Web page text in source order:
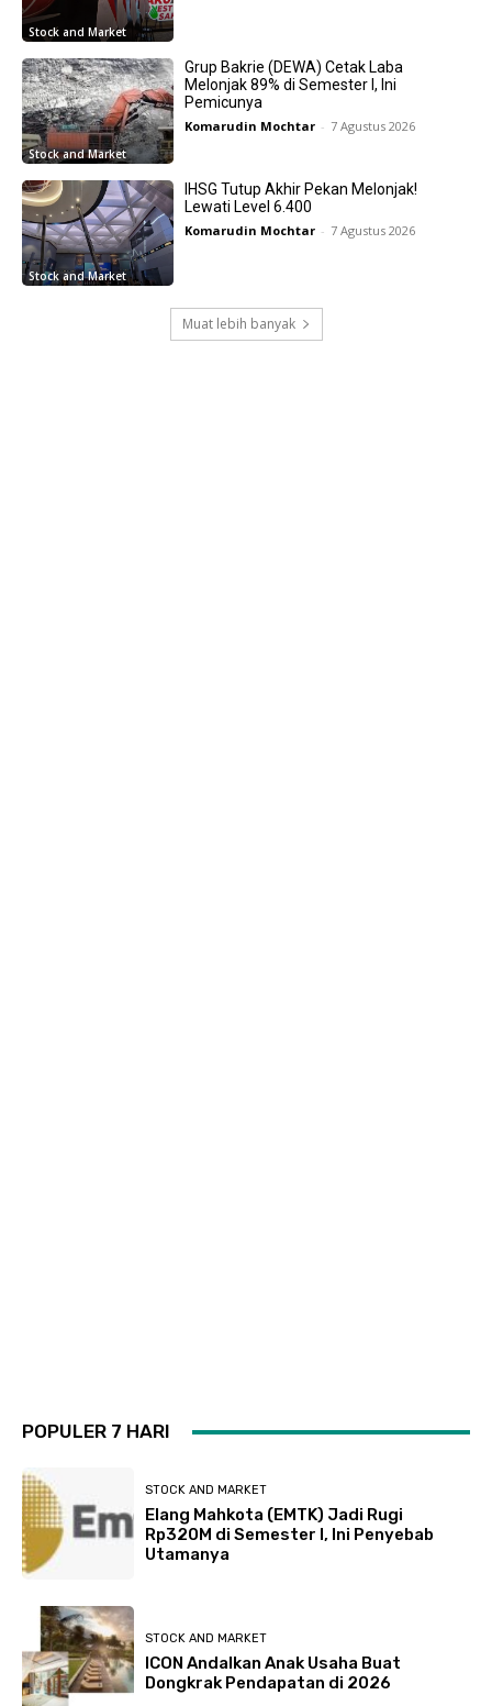
Stock and Market
Stock and Market
Grup Bakrie (DEWA) Cetak Laba
Melonjak 89% di Semester I, Ini
Pemicunya
Komarudin Mochtar - 7 Agustus 2026
Stock and Market
IHSG Tutup Akhir Pekan Melonjak!
Lewati Level 6.400
Komarudin Mochtar - 7 Agustus 2026
Muat lebih banyak
POPULER 7 HARI
STOCK AND MARKET
Elang Mahkota (EMTK) Jadi Rugi
Rp320M di Semester I, Ini Penyebab
Utamanya
STOCK AND MARKET
ICON Andalkan Anak Usaha Buat
Dongkrak Pendapatan di 2026